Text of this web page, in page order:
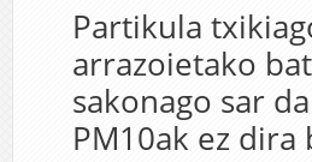
Partikula
arrazoietako
sakonago sar
PM10ak ez